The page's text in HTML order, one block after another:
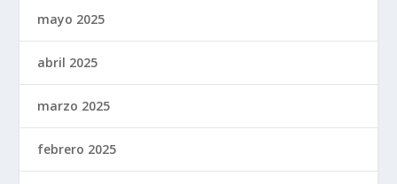
mayo 2025
abril 2025
marzo 2025
febrero 2025